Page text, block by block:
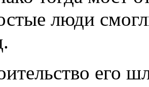
люди